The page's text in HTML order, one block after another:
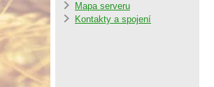
Mapa serveru
Kontakty a spojení